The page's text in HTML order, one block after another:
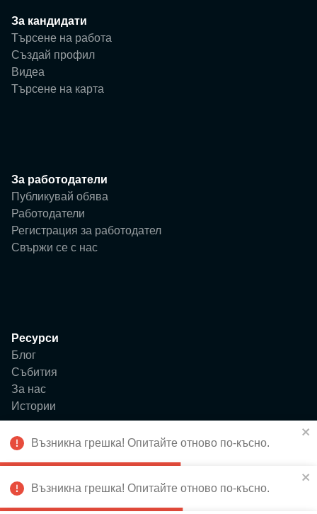
За кандидати
Търсене на работа
Създай профил
Видеа
Търсене на карта
За работодатели
Публикувай обява
Работодатели
Регистрация за работодател
Свържи се с нас
Ресурси
Блог
Събития
За нас
Истории
Абонирай се за новини
Възникна грешка! Опитайте отново по-късно.
Възникна грешка! Опитайте отново по-късно.